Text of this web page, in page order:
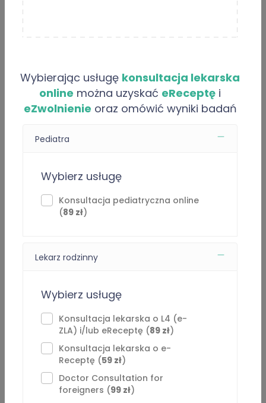
Opinie
Artykuły
Oferowane usługi
Pediatra
Konsultacja pediatryczna online -
Lekarz rodzinny
3 Usługi
Doświadczenie
lekarz rezydent
( 2020 - Teraz )
UCKWUM
Edukacja
Magister
Wybierając usługę konsultacja lekarska
online można uzyskać eReceptę i
eZwolnienie oraz omówić wyniki badań
Pediatra
Wybierz usługę
Konsultacja pediatryczna online
(89 zł)
Lekarz rodzinny
Wybierz usługę
Konsultacja lekarska o L4 (e-
ZLA) i/lub eReceptę (89 zł)
Konsultacja lekarska o e-
Receptę (59 zł)
Doctor Consultation for
foreigners (99 zł)